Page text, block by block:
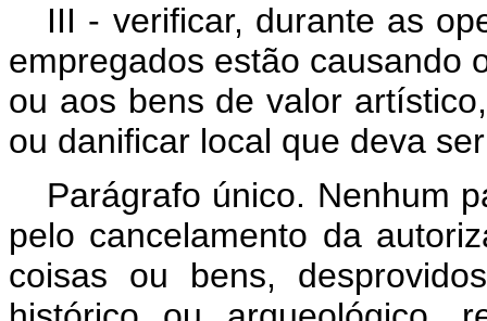
III - verificar, durante as
empregados estão causando
ou aos bens de valor
ou danificar local que deva
Parágrafo único. Nenhum
pelo cancelamento da
coisas ou bens,